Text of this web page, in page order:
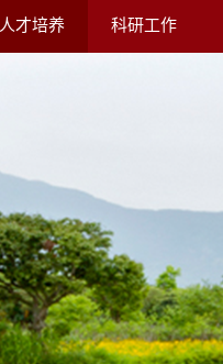
人才培养 科研工作